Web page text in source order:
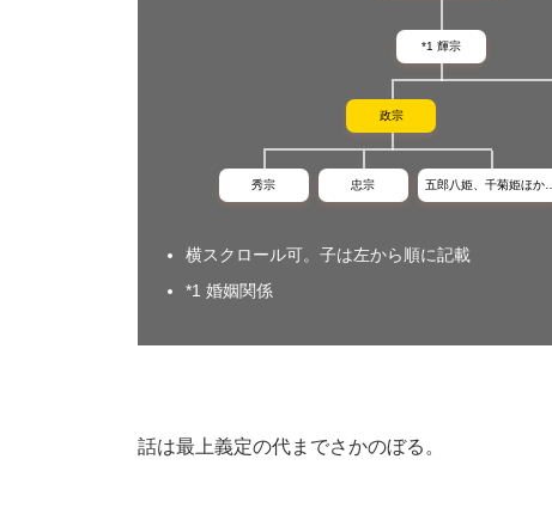
*1 輝宗
政宗
秀宗 忠宗 五郎八姫、千菊姫ほか…
横スクロール可。子は左から順に記載
*1 婚姻関係
話は最上義定の代までさかのぼる。